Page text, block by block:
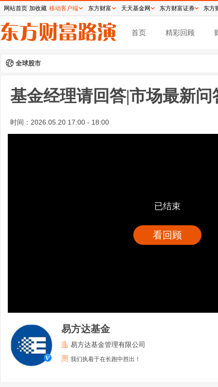
首页 精彩回顾
全球股市
基金经理请回答|市场最新问
时间： 2026.05.20 17:00 - 18:00
已结束
看回顾
易方达基金
易方达基金管理有限公司
我们执着于在长跑中胜出！
网站首页 加收藏 移动客户端 东方财富 天天基金网 东方财富证券 东方